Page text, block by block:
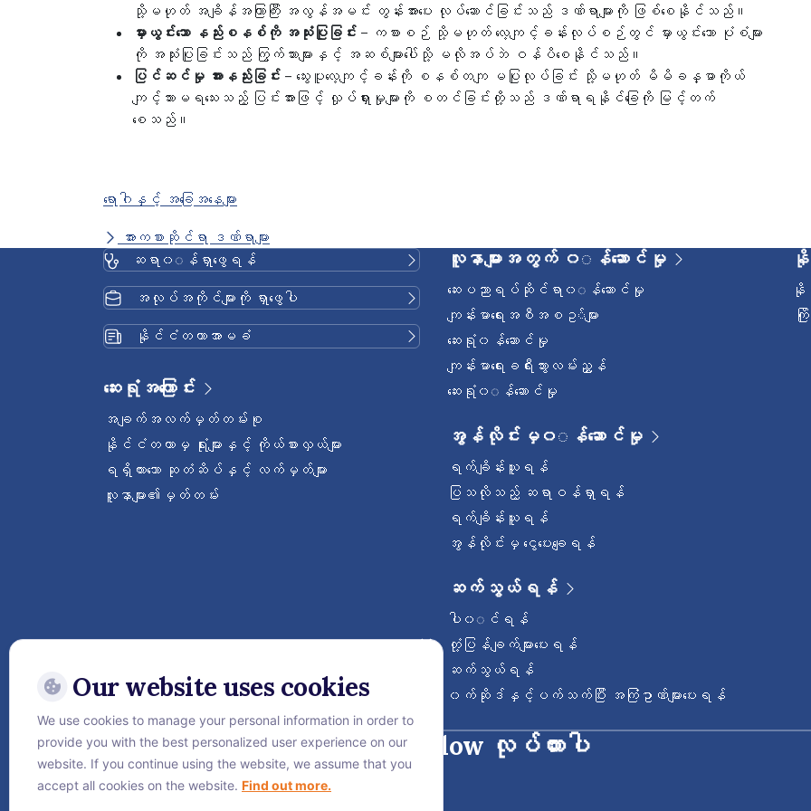
သို့မဟုတ် အချိန်အကြာကြီး အလွန်အမင်း တွန်းအားပေး လုပ်ဆောင်ခြင်းသည် ဒဏ်ရာများကို ဖြစ်စေနိုင်သည်။
မှားယွင်းသော နည်းစနစ်ကို အသုံးပြုခြင်း – ကစားစဉ် သို့မဟုတ် လေ့ကျင့်ခန်းလုပ်စဉ်တွင် မှားယွင်းသော ပုံစံများ
ကို အသုံးပြုခြင်းသည် ကြွက်သားများနှင့် အဆစ်များပေါ်သို့ မလိုအပ်ဘဲ ဝန်ပိစေနိုင်သည်။
ပြင်ဆင်မှု အားနည်းခြင်း – သွေးပူလေ့ကျင့်ခန်းကို စနစ်တကျ မပြုလုပ်ခြင်း သို့မဟုတ် မိမိခန္ဓာကိုယ်
ကျင့်သားမရသေးသည့် ပြင်းအားဖြင့် လှုပ်ရှားမှုများကို စတင်ခြင်းတို့သည် ဒဏ်ရာရနိုင်ခြေကို မြင့်တက်
စေသည်။
ရောဂါနှင့် အခြေအနေများ
အားကစားဆိုင်ရာ ဒဏ်ရာများ
ဆရာ၀◌န်ရှာဖွေရန်
အလုပ်အကိုင်များကို ရှာဖွေပါ
နိုင်ငံတကာအာမခံ
ဆေးရုံအကြောင်း
အချက်အလက်မှတ်တမ်းစု
နိုင်ငံတကာမှ ရုံးများနှင့် ကိုယ်စားလှယ်များ
ရရှိထားသော ဆုတံဆိပ်နှင့် လက်မှတ်များ
လူနာများ၏မှတ်တမ်း
လူနာများအတွက် ၀◌န်ဆောင်မှု
ဆေးပညာရပ်ဆိုင်ရာ၀◌န်ဆောင်မှု
ကျန်းမာရေးအစီအစဥ◌်များ
ဆေးရုံ၀န်ဆောင်မှု
ကျန်းမာရေးခရီးသွားလမ်းညွှန်
ဆေးရုံ၀◌န်ဆောင်မှု
အွန်လိုင်းမှ၀◌န်ဆောင်မှု
ရက်ချိန်းယူရန်
ပြသလိုသည့် ဆရာဝန်ရှာရန်
ရက်ချိန်းယူရန်
အွန်လိုင်းမှ ငွေပေးချေရန်
ဆက်သွယ်ရန်
ပါ၀◌င်ရန်
တုံ့ပြန်ချက်များပေးရန်
ဆက်သွယ်ရန်
၀က်ဆိုဒ်နှင့်ပက်သက်ပြီး အကြံဥာဏ်များပေးရန်
နို
ဝေ့ဌာနီနိုင်ငံတကာဆေးရုံကြီးကို follow လုပ်ထားပါ
Our website uses cookies
We use cookies to manage your personal information in order to
provide you with the best personalized user experience on our
website. If you continue using the website, we assume that you
accept all cookies on the website. Find out more.